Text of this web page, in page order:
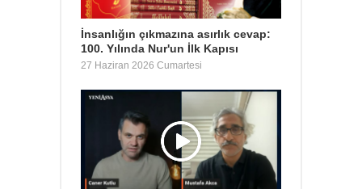
İnsanlığın çıkmazına asırlık cevap:
100. Yılında Nur'un İlk Kapısı
27 Haziran 2026 Cumartesi